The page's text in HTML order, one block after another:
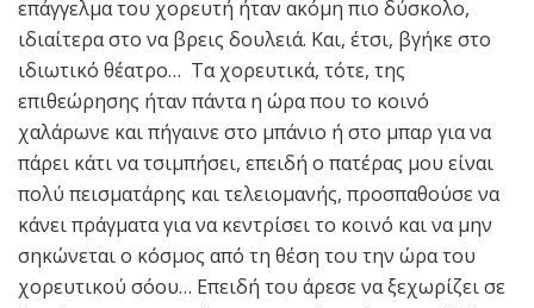
επάγγελμα του χορευτή ήταν ακόμη πιο δύσκολο,
ιδιαίτερα στο να βρεις δουλειά. Και, έτσι, βγήκε στο
ιδιωτικό θέατρο… Τα χορευτικά, τότε, της
επιθεώρησης ήταν πάντα η ώρα που το κοινό
χαλάρωνε και πήγαινε στο μπάνιο ή στο μπαρ για να
πάρει κάτι να τσιμπήσει, επειδή ο πατέρας μου είναι
πολύ πεισματάρης και τελειομανής, προσπαθούσε να
κάνει πράγματα για να κεντρίσει το κοινό και να μην
σηκώνεται ο κόσμος από τη θέση του την ώρα του
χορευτικού σόου… Επειδή του άρεσε να ξεχωρίζει σε